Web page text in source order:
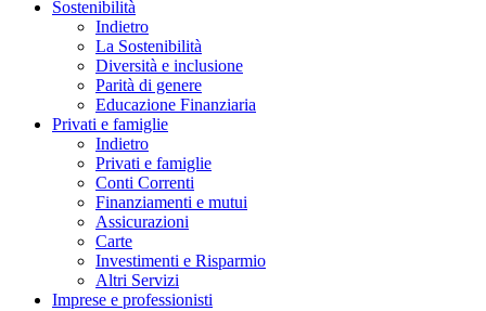
Sostenibilità
Indietro
La Sostenibilità
Diversità e inclusione
Parità di genere
Educazione Finanziaria
Privati e famiglie
Indietro
Privati e famiglie
Conti Correnti
Finanziamenti e mutui
Assicurazioni
Carte
Investimenti e Risparmio
Altri Servizi
Imprese e professionisti